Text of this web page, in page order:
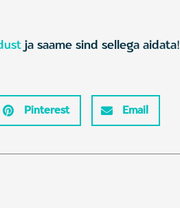
ja saame sind sellega aidata!
Pinterest Email